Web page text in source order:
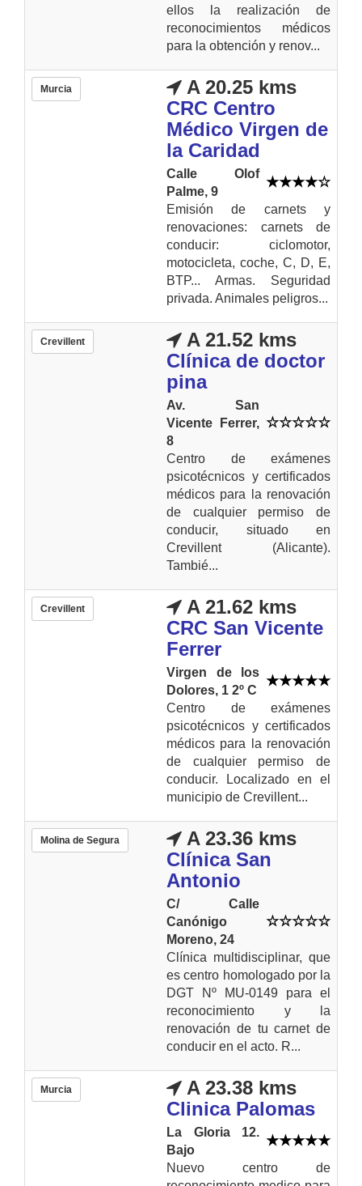
ellos la realización de
reconocimientos médicos
para la obtención y renov...
Murcia
A 20.25 kms
CRC Centro
Médico Virgen de
la Caridad
Calle Olof
Palme, 9
Emisión de carnets y
renovaciones: carnets de
conducir: ciclomotor,
motocicleta, coche, C, D, E,
BTP... Armas. Seguridad
privada. Animales peligros...
Crevillent
A 21.52 kms
Clínica de doctor
pina
Av. San
Vicente Ferrer,
8
Centro de exámenes
psicotécnicos y certificados
médicos para la renovación
de cualquier permiso de
conducir, situado en
Crevillent (Alicante).
Tambié...
Crevillent
A 21.62 kms
CRC San Vicente
Ferrer
Virgen de los
Dolores, 1 2º C
Centro de exámenes
psicotécnicos y certificados
médicos para la renovación
de cualquier permiso de
conducir. Localizado en el
municipio de Crevillent...
Molina de Segura
A 23.36 kms
Clínica San
Antonio
C/ Calle
Canónigo
Moreno, 24
Clínica multidisciplinar, que
es centro homologado por la
DGT Nº MU-0149 para el
reconocimiento y la
renovación de tu carnet de
conducir en el acto. R...
Murcia
A 23.38 kms
Clinica Palomas
La Gloria 12.
Bajo
Nuevo centro de